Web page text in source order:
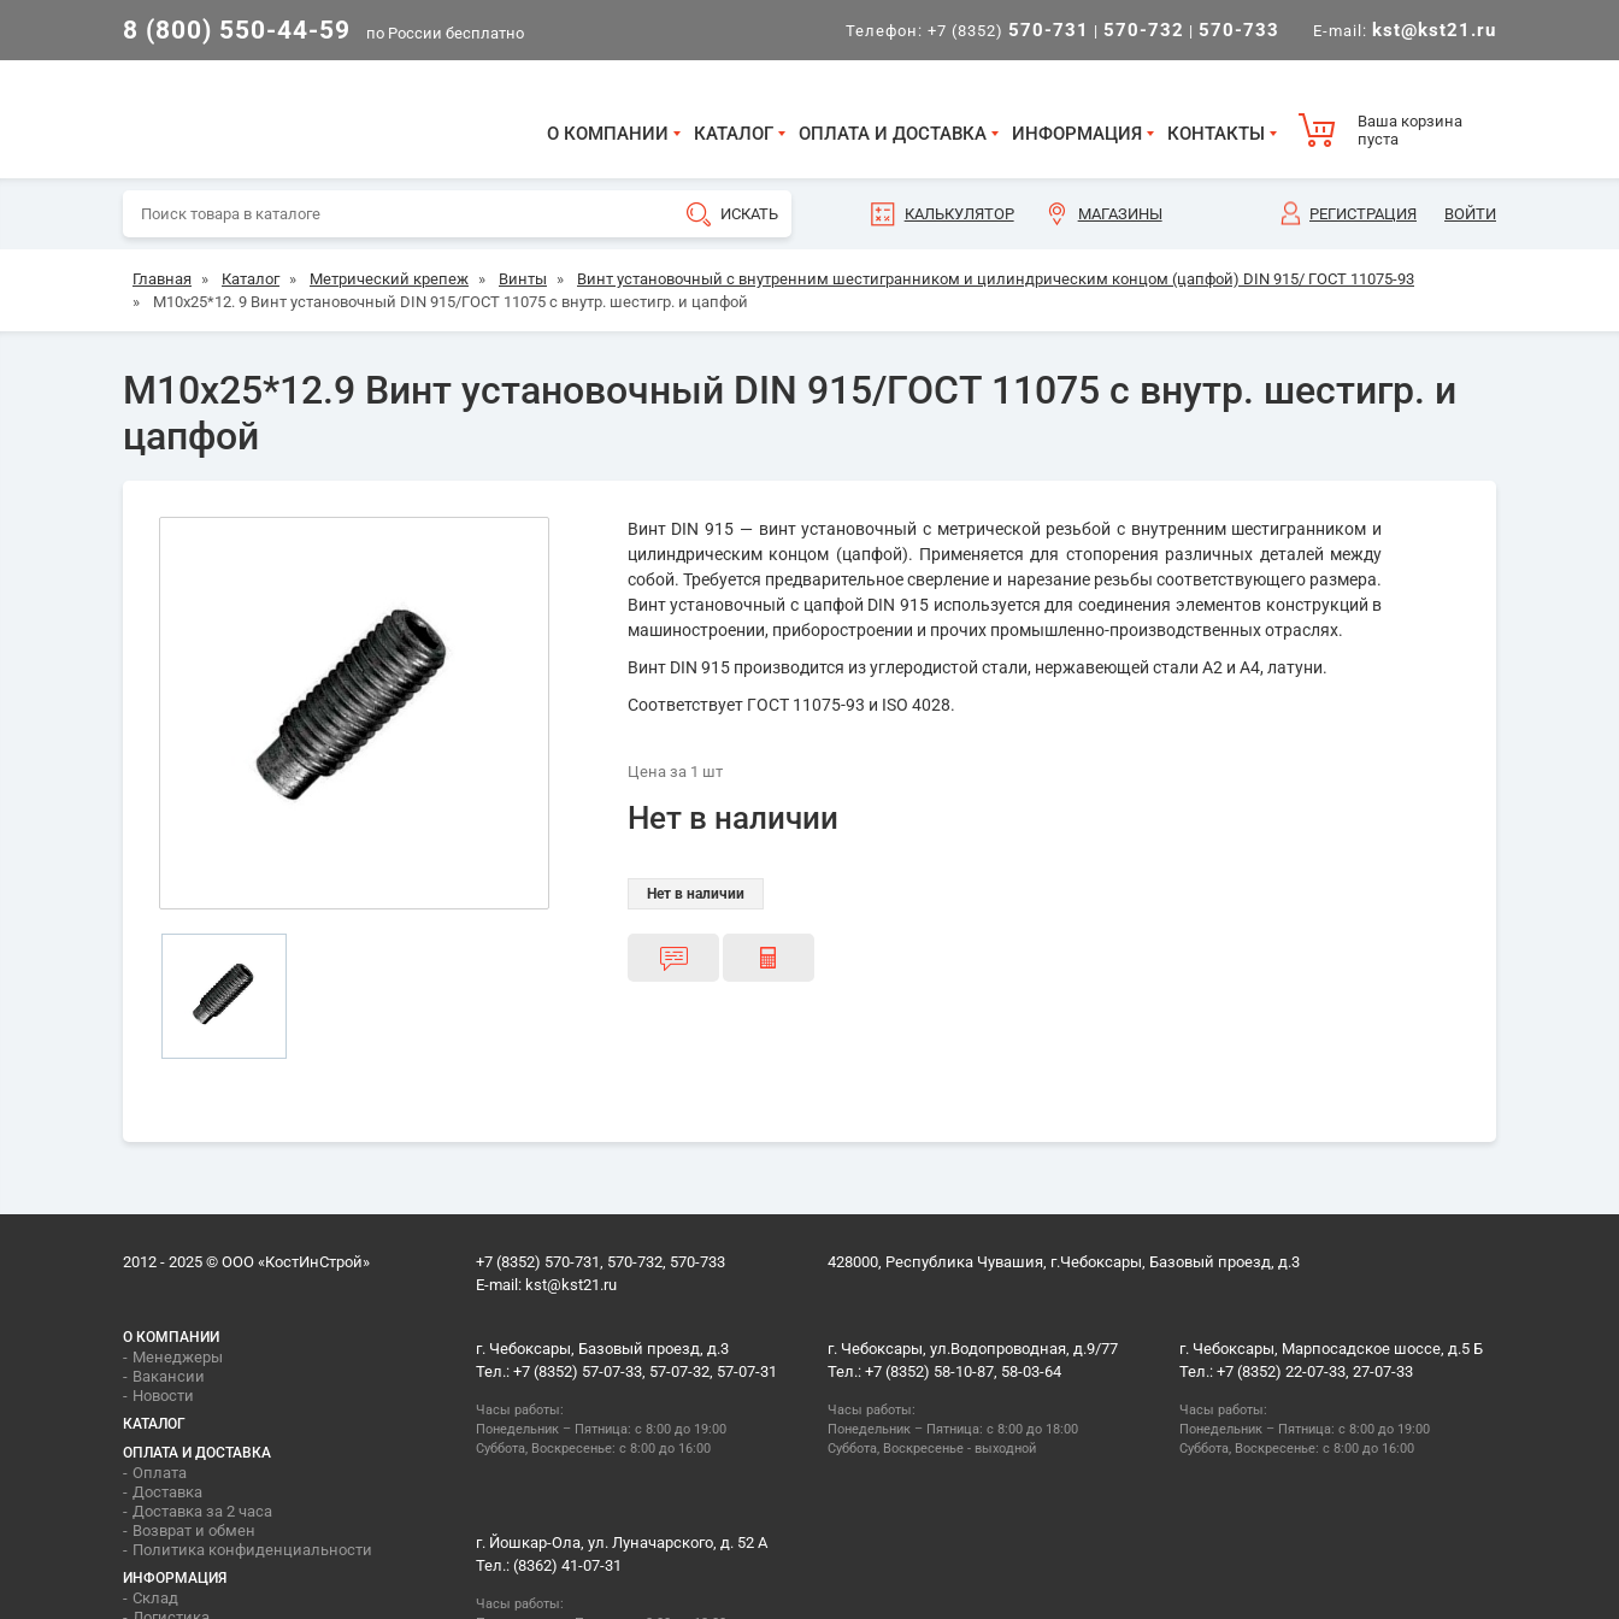
8 (800) 550-44-59 по России бесплатно Телефон: +7 (8352) 570-731 | 570-732 | 570-733 E-mail: kst@kst21.ru
О КОМПАНИИ КАТАЛОГ ОПЛАТА И ДОСТАВКА ИНФОРМАЦИЯ КОНТАКТЫ
Ваша корзина
пуста
КАЛЬКУЛЯТОР МАГАЗИНЫ РЕГИСТРАЦИЯ ВОЙТИ
Главная » Каталог » Метрический крепеж » Винты »
Винт установочный с внутренним шестигранником и цилиндрическим концом (цапфой) DIN 915/ ГОСТ 11075-93
»
М10х25*12. 9 Винт установочный DIN 915/ГОСТ 11075 с внутр. шестигр. и цапфой
М10х25*12.9 Винт установочный DIN 915/ГОСТ 11075 с внутр. шестигр. и
цапфой
Винт DIN 915 — винт установочный с метрической резьбой с внутренним шестигранником и
цилиндрическим концом (цапфой). Применяется для стопорения различных деталей между
собой. Требуется предварительное сверление и нарезание резьбы соответствующего размера.
Винт установочный с цапфой DIN 915 используется для соединения элементов конструкций в
машиностроении, приборостроении и прочих промышленно-производственных отраслях.
Винт DIN 915 производится из углеродистой стали, нержавеющей стали А2 и А4, латуни.
Соответствует ГОСТ 11075-93 и ISO 4028.
Цена за 1 шт
Нет в наличии
Нет в наличии
2012 - 2025 © ООО «КостИнСтрой»
+7 (8352) 570-731, 570-732, 570-733
E-mail: kst@kst21.ru
428000, Республика Чувашия, г.Чебоксары, Базовый проезд, д.3
О КОМПАНИИ
Менеджеры
Вакансии
Новости
КАТАЛОГ
ОПЛАТА И ДОСТАВКА
Оплата
Доставка
Доставка за 2 часа
Возврат и обмен
Политика конфиденциальности
ИНФОРМАЦИЯ
Склад
г. Чебоксары, Базовый проезд, д.3
Тел.: +7 (8352) 57-07-33, 57-07-32, 57-07-31
Часы работы:
Понедельник – Пятница: с 8:00 до 19:00
Суббота, Воскресенье: с 8:00 до 16:00
г. Чебоксары, ул.Водопроводная, д.9/77
Тел.: +7 (8352) 58-10-87, 58-03-64
Часы работы:
Понедельник – Пятница: с 8:00 до 18:00
Суббота, Воскресенье - выходной
г. Чебоксары, Марпосадское шоссе, д.5 Б
Тел.: +7 (8352) 22-07-33, 27-07-33
Часы работы:
Понедельник – Пятница: с 8:00 до 19:00
Суббота, Воскресенье: с 8:00 до 16:00
г. Йошкар-Ола, ул. Луначарского, д. 52 А
Тел.: (8362) 41-07-31
Часы работы: